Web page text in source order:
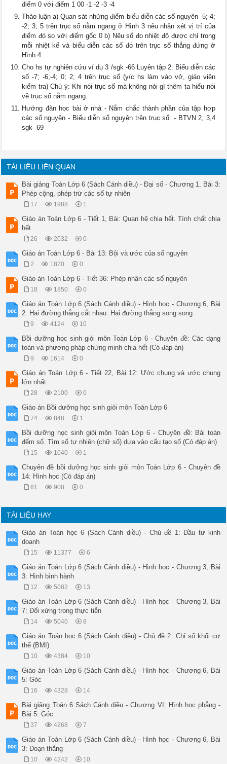
điểm 0 với điểm 1 00 -1 -2 -3 -4
Thảo luận a) Quan sát những điểm biểu diễn các số nguyên -5;-4;
-2; 3; 5 trên trục số nằm ngang ở Hình 3 nêu nhận xét vị trí của
điểm đó so với điểm gốc 0 b) Nêu số đo nhiệt độ được chỉ trong
mỗi nhiệt kế và biểu diễn các số đó trên trục số thẳng đứng ở
Hình 4
Cho hs tự nghiên cứu ví dụ 3 /sgk -66 Luyên tập 2. Biểu diễn các
số -7; -6;-4; 0; 2; 4 trên trục số (y/c hs làm vào vở, giáo viên
kiểm tra) Chú ý: Khi nói trục số mà không nói gì thêm ta hiểu nói
về trục số nằm ngang.
Hướng đãn học bài ở nhà - Nắm chắc thành phần của tập hợp
các số nguyên - Biểu diễn số nguyên trên trục số. - BTVN 2, 3,4
sgk- 69
TÀI LIỆU LIÊN QUAN
Bài giảng Toán Lớp 6 (Sách Cánh diều) - Đại số - Chương 1, Bài 3:
Phép cộng, phép trừ các số tự nhiên
17 1988 1
Giáo án Toán Lớp 6 - Tiết 1, Bài: Quan hệ chia hết. Tính chất chia
hết
26 2032 0
Giáo án Toán Lớp 6 - Bài 13: Bội và ước của số nguyên
2 1820 0
Giáo án Toán Lớp 6 - Tiết 36: Phép nhân các số nguyên
18 1850 0
Giáo án Toán Lớp 6 (Sách Cánh diều) - Hình học - Chương 6, Bài
2: Hai đường thẳng cắt nhau. Hai đường thẳng song song
9 4124 10
Bồi dưỡng học sinh giỏi môn Toán Lớp 6 - Chuyên đề: Các dạng
toán và phương pháp chứng minh chia hết (Có đáp án)
9 1614 0
Giáo án Toán Lớp 6 - Tiết 22, Bài 12: Ước chung và ước chung
lớn nhất
28 2100 0
Giáo án Bồi dưỡng học sinh giỏi môn Toán Lớp 6
74 848 1
Bồi dưỡng học sinh giỏi môn Toán Lớp 6 - Chuyên đề: Bài toán
đếm số. Tìm số tự nhiên (chữ số) dựa vào cấu tạo số (Có đáp án)
15 1040 1
Chuyên đề bồi dưỡng học sinh giỏi môn Toán Lớp 6 - Chuyên đề
14: Hình học (Có đáp án)
61 908 0
TÀI LIỆU HAY
Giáo án Toán học 6 (Sách Cánh diều) - Chủ đề 1: Đầu tư kinh
doanh
15 11377 6
Giáo án Toán Lớp 6 (Sách Cánh diều) - Hình học - Chương 3, Bài
3: Hình bình hành
12 5082 13
Giáo án Toán Lớp 6 (Sách Cánh diều) - Hình học - Chương 3, Bài
7: Đối xứng trong thực tiễn
14 5040 8
Giáo án Toán học 6 (Sách Cánh diều) - Chủ đề 2: Chỉ số khối cơ
thể (BMI)
10 4384 10
Giáo án Toán Lớp 6 (Sách Cánh diều) - Hình học - Chương 6, Bài
5: Góc
16 4328 14
Bài giảng Toán 6 Sách Cánh diều - Chương VI: Hình học phẳng -
Bài 5: Góc
37 4268 7
Giáo án Toán Lớp 6 (Sách Cánh diều) - Hình học - Chương 6, Bài
3: Đoạn thẳng
10 4242 10